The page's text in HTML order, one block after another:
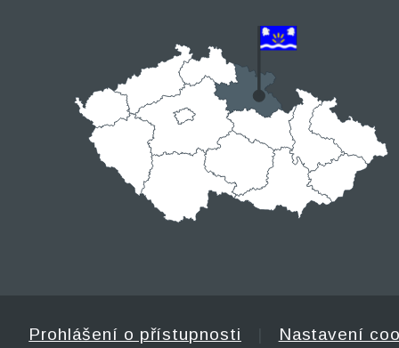
Prohlášení o přístupnosti
Nastavení